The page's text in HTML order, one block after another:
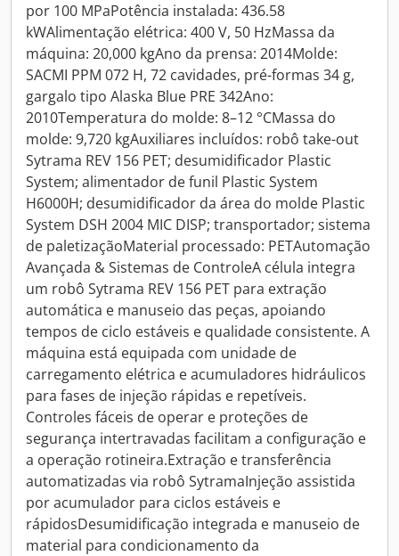
por 100 MPaPotência instalada: 436.58
kWAlimentação elétrica: 400 V, 50 HzMassa da
máquina: 20,000 kgAno da prensa: 2014Molde:
SACMI PPM 072 H, 72 cavidades, pré-formas 34 g,
gargalo tipo Alaska Blue PRE 342Ano:
2010Temperatura do molde: 8–12 °CMassa do
molde: 9,720 kgAuxiliares incluídos: robô take-out
Sytrama REV 156 PET; desumidificador Plastic
System; alimentador de funil Plastic System
H6000H; desumidificador da área do molde Plastic
System DSH 2004 MIC DISP; transportador; sistema
de paletizaçãoMaterial processado: PETAutomação
Avançada & Sistemas de ControleA célula integra
um robô Sytrama REV 156 PET para extração
automática e manuseio das peças, apoiando
tempos de ciclo estáveis e qualidade consistente. A
máquina está equipada com unidade de
carregamento elétrica e acumuladores hidráulicos
para fases de injeção rápidas e repetíveis.
Controles fáceis de operar e proteções de
segurança intertravadas facilitam a configuração e
a operação rotineira.Extração e transferência
automatizadas via robô SytramaInjeção assistida
por acumulador para ciclos estáveis e
rápidosDesumidificação integrada e manuseio de
material para condicionamento da